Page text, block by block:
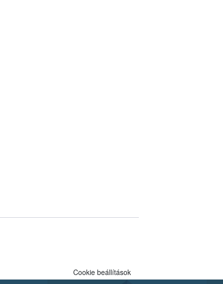
Cookie beállítások